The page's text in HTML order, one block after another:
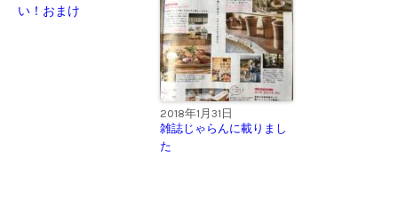
い！おまけ
2018年1月31日
雑誌じゃらんに載りまし
た